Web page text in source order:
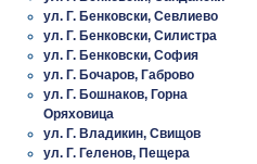
ул. Г. Бенковски, Севлиево
ул. Г. Бенковски, Силистра
ул. Г. Бенковски, София
ул. Г. Бочаров, Габрово
ул. Г. Бошнаков, Горна
Оряховица
ул. Г. Владикин, Свищов
ул. Г. Геленов, Пещера